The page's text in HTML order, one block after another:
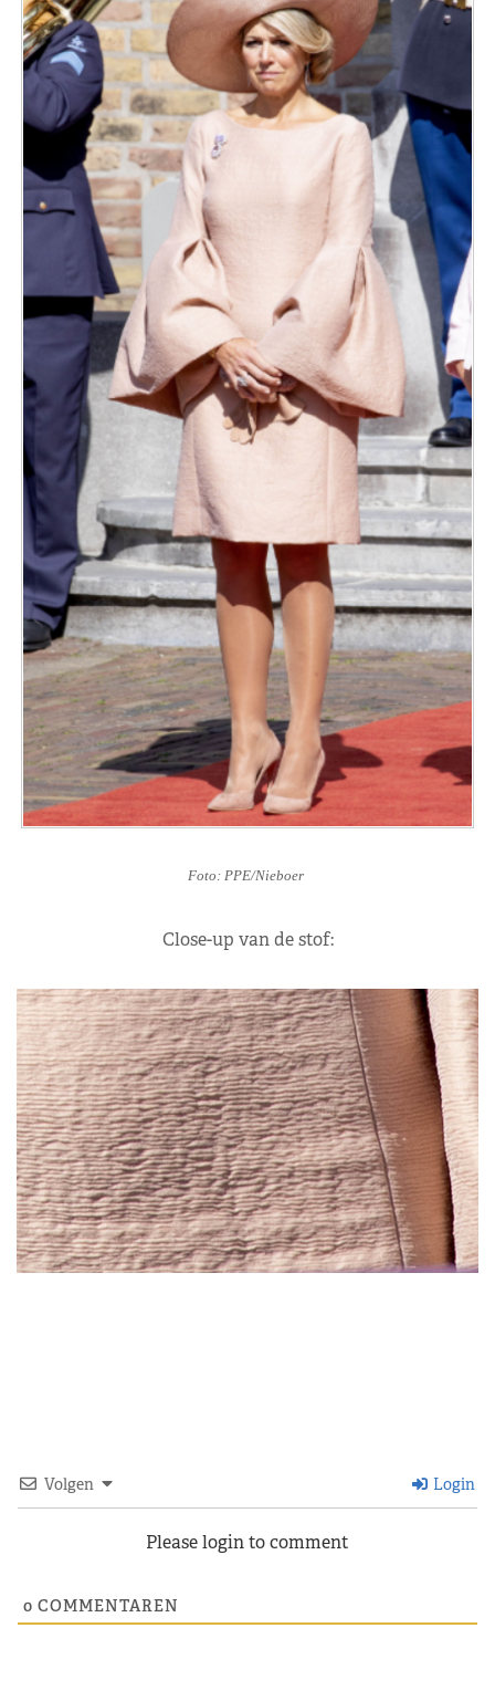
Foto: PPE/Nieboer
Close-up van de stof:
Volgen Login
Please login to comment
0 COMMENTAREN